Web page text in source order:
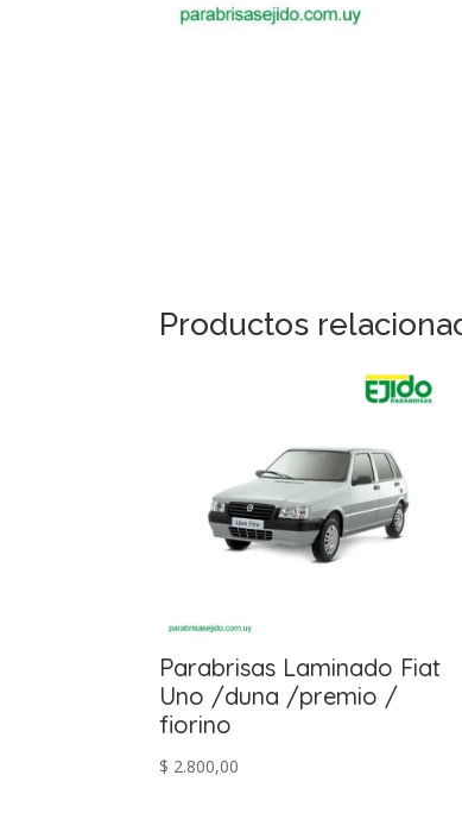
Productos
Parabrisas Laminado Fiat
Uno /duna /premio /
fiorino
$ 2.800,00